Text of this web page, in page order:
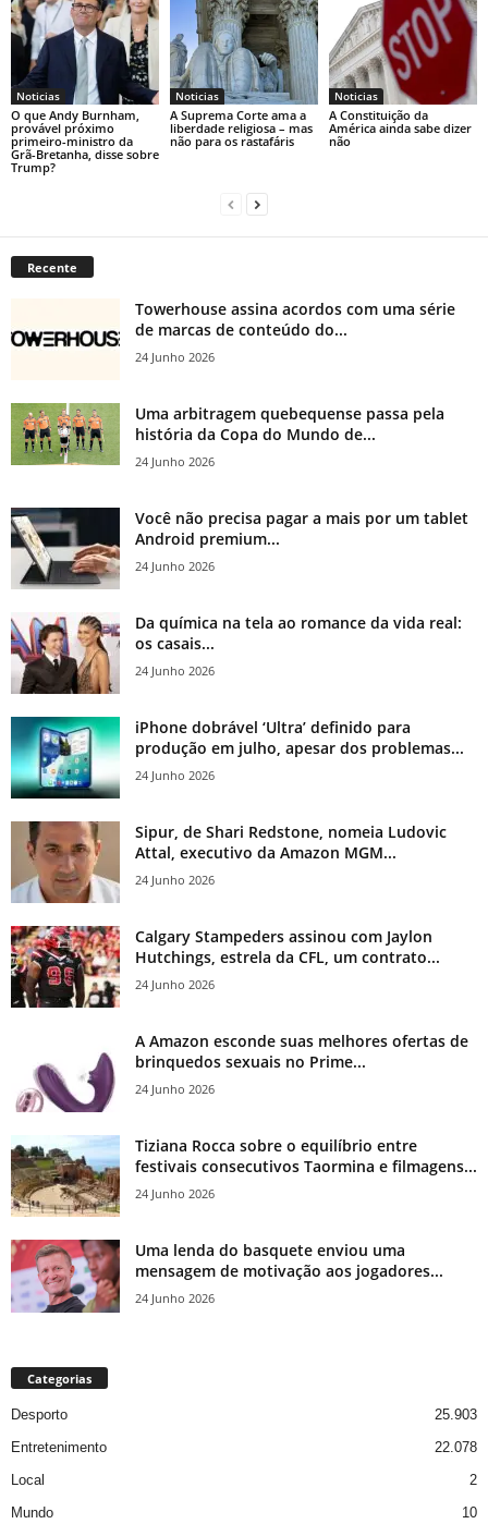
Noticias
O que Andy Burnham,
provável próximo
primeiro-ministro da
Grã-Bretanha, disse sobre
Trump?
Noticias
A Suprema Corte ama a
liberdade religiosa – mas
não para os rastafáris
Noticias
A Constituição da
América ainda sabe dizer
não
Recente
Towerhouse assina acordos com uma série
de marcas de conteúdo do...
24 Junho 2026
Uma arbitragem quebequense passa pela
história da Copa do Mundo de...
24 Junho 2026
Você não precisa pagar a mais por um tablet
Android premium...
24 Junho 2026
Da química na tela ao romance da vida real:
os casais...
24 Junho 2026
iPhone dobrável ‘Ultra’ definido para
produção em julho, apesar dos problemas...
24 Junho 2026
Sipur, de Shari Redstone, nomeia Ludovic
Attal, executivo da Amazon MGM...
24 Junho 2026
Calgary Stampeders assinou com Jaylon
Hutchings, estrela da CFL, um contrato...
24 Junho 2026
A Amazon esconde suas melhores ofertas de
brinquedos sexuais no Prime...
24 Junho 2026
Tiziana Rocca sobre o equilíbrio entre
festivais consecutivos Taormina e filmagens...
24 Junho 2026
Uma lenda do basquete enviou uma
mensagem de motivação aos jogadores...
24 Junho 2026
Categorias
Desporto
25.903
Entretenimento
22.078
Local
2
Mundo
10